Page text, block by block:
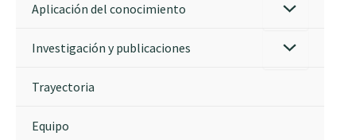
Aplicación del conocimiento
Investigación y publicaciones
Trayectoria
Equipo